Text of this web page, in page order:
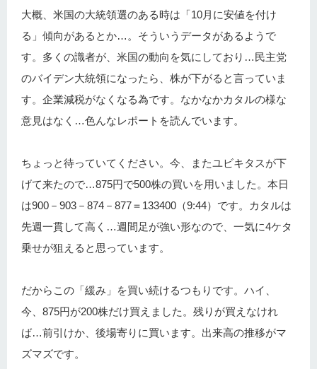
大概、米国の大統領選のある時は「10月に安値を付け
る」傾向があるとか…。そういうデータがあるようで
す。多くの識者が、米国の動向を気にしており…民主党
のバイデン大統領になったら、株が下がると言っていま
す。企業減税がなくなる為です。なかなかカタルの様な
意見はなく…色んなレポートを読んでいます。
ちょっと待っていてください。今、またユビキタスが下
げて来たので…875円で500株の買いを用いました。本日
は900－903－874－877＝133400（9:44）です。カタルは
先週一貫して高く…週間足が強い形なので、一気に4ケタ
乗せが狙えると思っています。
だからこの「緩み」を買い続けるつもりです。ハイ、
今、875円が200株だけ買えました。残りが買えなけれ
ば…前引けか、後場寄りに買います。出来高の推移がマ
ズマズです。